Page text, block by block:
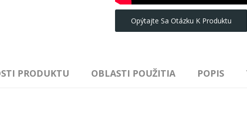
Opýtajte Sa Otázku K Produktu
PRODUKTU OBLASTI POUŽITIA POPIS